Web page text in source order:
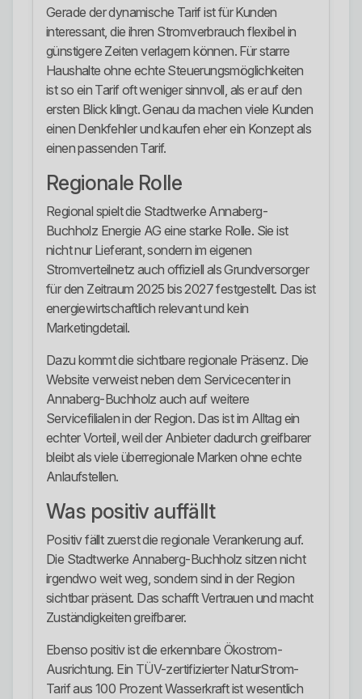
Gerade der dynamische Tarif ist für Kunden
interessant, die ihren Stromverbrauch flexibel in
günstigere Zeiten verlagern können. Für starre
Haushalte ohne echte Steuerungsmöglichkeiten
ist so ein Tarif oft weniger sinnvoll, als er auf den
ersten Blick klingt. Genau da machen viele Kunden
einen Denkfehler und kaufen eher ein Konzept als
einen passenden Tarif.
Regionale Rolle
Regional spielt die Stadtwerke Annaberg-
Buchholz Energie AG eine starke Rolle. Sie ist
nicht nur Lieferant, sondern im eigenen
Stromverteilnetz auch offiziell als Grundversorger
für den Zeitraum 2025 bis 2027 festgestellt. Das ist
energiewirtschaftlich relevant und kein
Marketingdetail.
Dazu kommt die sichtbare regionale Präsenz. Die
Website verweist neben dem Servicecenter in
Annaberg-Buchholz auch auf weitere
Servicefilialen in der Region. Das ist im Alltag ein
echter Vorteil, weil der Anbieter dadurch greifbarer
bleibt als viele überregionale Marken ohne echte
Anlaufstellen.
Was positiv auffällt
Positiv fällt zuerst die regionale Verankerung auf.
Die Stadtwerke Annaberg-Buchholz sitzen nicht
irgendwo weit weg, sondern sind in der Region
sichtbar präsent. Das schafft Vertrauen und macht
Zuständigkeiten greifbarer.
Ebenso positiv ist die erkennbare Ökostrom-
Ausrichtung. Ein TÜV-zertifizierter NaturStrom-
Tarif aus 100 Prozent Wasserkraft ist wesentlich